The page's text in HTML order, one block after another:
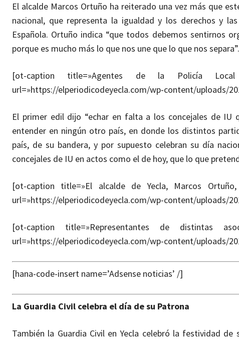
El alcalde Marcos Ortuño ha reiterado una vez más que
nacional, que representa la igualdad y los derechos y
Española. Ortuño indica “que todos debemos sentirnos
porque es mucho más lo que nos une que lo que nos separa”.
[ot-caption title=»Agentes de la Policía
url=»https://elperiodicodeyecla.com/wp-content/uploads/
El primer edil dijo “echar en falta a los concejales de
entender en ningún otro país, en donde los distintos
país, de su bandera, y por supuesto celebran su día
concejales de IU en actos como el de hoy, que lo que
[ot-caption title=»El alcalde de Yecla, Marcos
url=»https://elperiodicodeyecla.com/wp-content/uploads/
[ot-caption title=»Representantes de distintas
url=»https://elperiodicodeyecla.com/wp-content/uploads/
[hana-code-insert name=’Adsense noticias’ /]
La Guardia Civil celebra el día de su Patrona
También la Guardia Civil en Yecla celebró la festividad